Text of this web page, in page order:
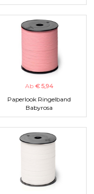
Ab € 5,94
Paperlook Ringelband
Babyrosa